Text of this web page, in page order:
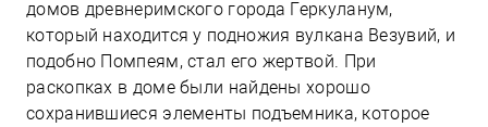
домов древнеримского города Геркуланум,
который находится у подножия вулкана Везувий, и
подобно Помпеям, стал его жертвой. При
раскопках в доме были найдены хорошо
сохранившиеся элементы подъемника, которое